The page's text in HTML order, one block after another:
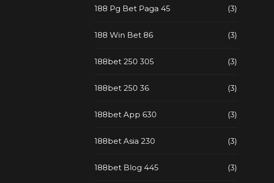
188 Pg Bet Paga 45 (3)
188 Win Bet 86 (3)
188bet 250 305 (3)
188bet 250 36 (3)
188bet App 630 (3)
188bet Asia 230 (3)
188bet Blog 445 (3)